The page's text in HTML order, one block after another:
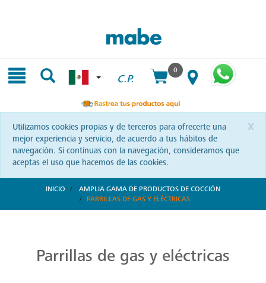
C.P.
0
x
Utilizamos cookies propias y de terceros para ofrecerte una
mejor experiencia y servicio, de acuerdo a tus hábitos de
navegación. Si continuas con la navegación, consideramos que
aceptas el uso que hacemos de las cookies.
INICIO
AMPLIA GAMA DE PRODUCTOS DE COCCIÓN
PARRILLAS DE GAS Y ELÉCTRICAS
Parrillas de gas y eléctricas